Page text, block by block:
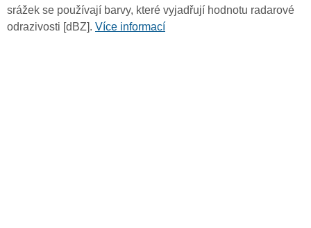
srážek se používají barvy, které vyjadřují hodnotu radarové
odrazivosti [dBZ]. Více informací